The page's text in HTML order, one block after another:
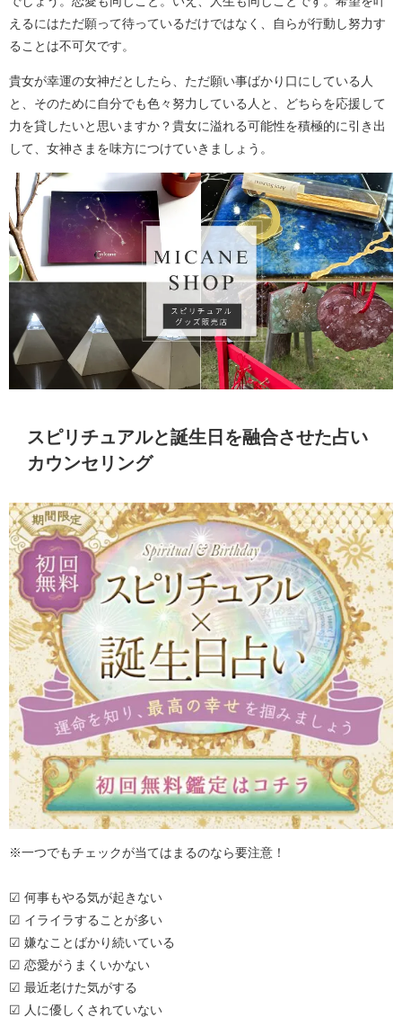
えるにはただ願って待っているだけではなく、自らが行動し努力す
ることは不可欠です。
貴女が幸運の女神だとしたら、ただ願い事ばかり口にしている人
と、そのために自分でも色々努力している人と、どちらを応援して
力を貸したいと思いますか？貴女に溢れる可能性を積極的に引き出
して、女神さまを味方につけていきましょう。
スピリチュアルと誕生日を融合させた占い
カウンセリング
※一つでもチェックが当てはまるのなら要注意！
☑ 何事もやる気が起きない
☑ イライラすることが多い
☑ 嫌なことばかり続いている
☑ 恋愛がうまくいかない
☑ 最近老けた気がする
☑ 人に優しくされていない